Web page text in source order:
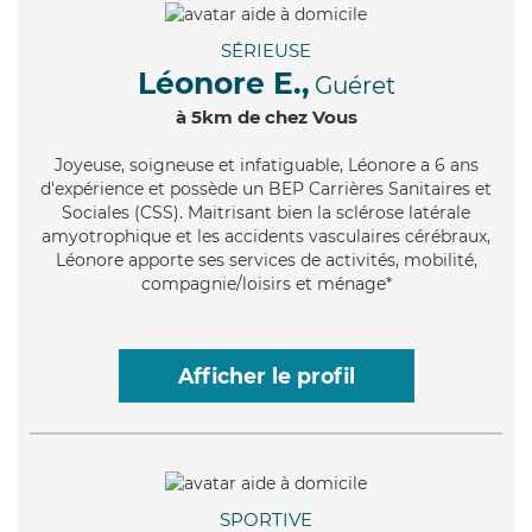
SÉRIEUSE
Léonore E., Guéret
à 5km de chez Vous
Joyeuse, soigneuse et infatiguable, Léonore a 6 ans
d'expérience et possède un BEP Carrières Sanitaires et
Sociales (CSS). Maitrisant bien la sclérose latérale
amyotrophique et les accidents vasculaires cérébraux,
Léonore apporte ses services de activités, mobilité,
compagnie/loisirs et ménage*
Afficher le profil
SPORTIVE